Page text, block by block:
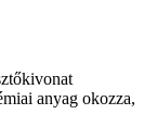
anyag okozza,